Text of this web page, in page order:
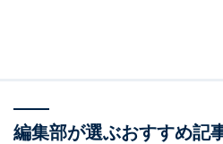
編集部が選ぶおすすめ記